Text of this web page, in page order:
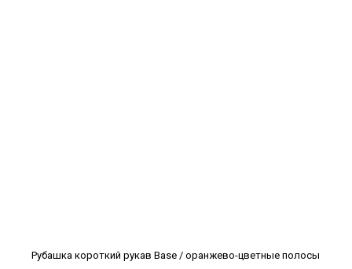
Рубашка короткий рукав Base / оранжево-цветные полосы